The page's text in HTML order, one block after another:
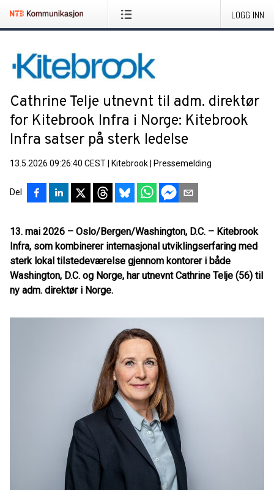
LOGG INN
Cathrine Telje utnevnt til adm. direktør
for Kitebrook Infra i Norge: Kitebrook
Infra satser på sterk ledelse
13.5.2026 09:26:40 CEST Kitebrook Pressemelding
Del
13. mai 2026 – Oslo/Bergen/Washington, D.C. – Kitebrook
Infra, som kombinerer internasjonal utviklingserfaring med
sterk lokal tilstedeværelse gjennom kontorer i både
Washington, D.C. og Norge, har utnevnt Cathrine Telje (56) til
ny adm. direktør i Norge.